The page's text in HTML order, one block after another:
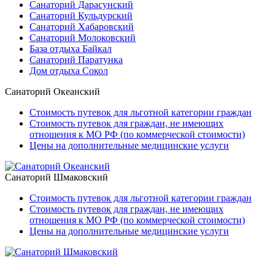
Санаторий Дарасунский
Санаторий Кульдурский
Санаторий Хабаровский
Санаторий Молоковский
База отдыха Байкал
Санаторий Паратунка
Дом отдыха Сокол
Санаторий Океанский
Стоимость путевок для льготной категории граждан
Стоимость путевок для граждан, не имеющих
отношения к МО РФ (по коммерческой стоимости)
Цены на дополнительные медицинские услуги
Санаторий Шмаковский
Стоимость путевок для льготной категории граждан
Стоимость путевок для граждан, не имеющих
отношения к МО РФ (по коммерческой стоимости)
Цены на дополнительные медицинские услуги